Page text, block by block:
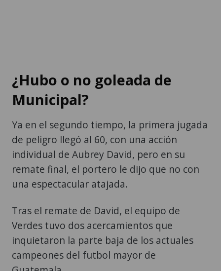
¿Hubo o no goleada de
Municipal?
Ya en el segundo tiempo, la primera jugada
de peligro llegó al 60, con una acción
individual de Aubrey David, pero en su
remate final, el portero le dijo que no con
una espectacular atajada.
Tras el remate de David, el equipo de
Verdes tuvo dos acercamientos que
inquietaron la parte baja de los actuales
campeones del futbol mayor de